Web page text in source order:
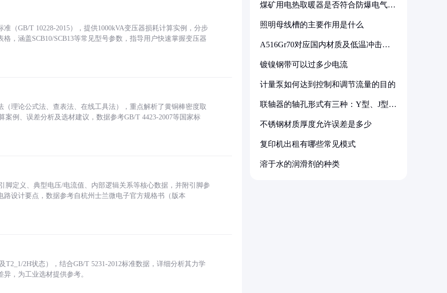
（GB/T 10228-2015），提供1000kVA变压器损耗计算实例，分步
，涵盖SCB10/SCB13等常见型号参数，指导用户快速掌握变压器
理论公式法、查表法、在线工具法），重点解析了黄铜棒密度取
案例、误差分析及选材建议，数据参考GB/T 4423-2007等国家标
脚定义、典型电压/电流值、内部逻辑关系等核心数据，并附引脚参
设计要点，数据参考自杭州士兰微电子官方规格书（版本
2H状态），结合GB/T 5231-2012标准数据，详细分析其力学
，为工业选材提供参考。
煤矿用电热取暖器是否符合防爆电气设
照明母线槽的主要作用是什么
A516Gr70对应国内材质及低温冲击要
镀镍钢带可以过多少电流
计量泵如何达到控制和调节流量的目的
联轴器的轴孔形式有三种：Y型、J型、
不锈钢材质厚度允许误差是多少
复印机出租有哪些常见模式
溶于水的润滑剂的种类